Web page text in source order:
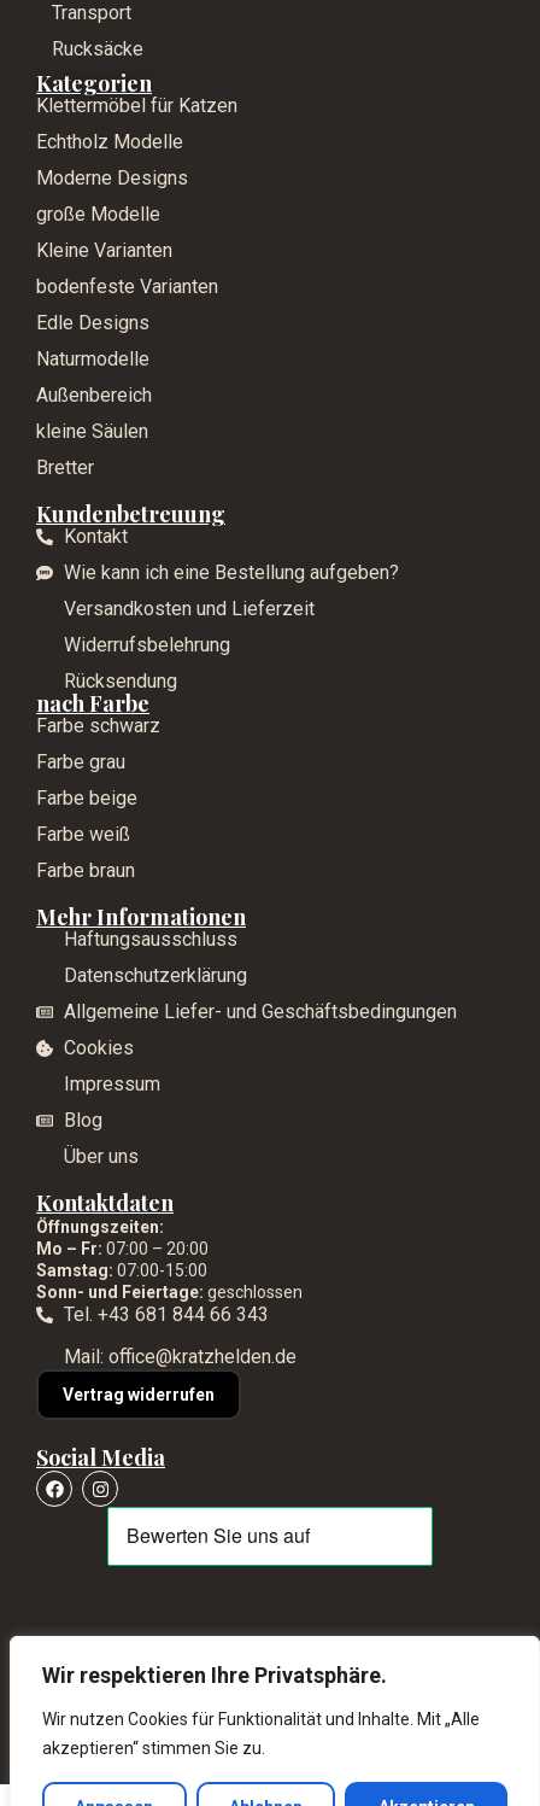
Wir respektieren Ihre Privatsphäre.
Wir nutzen Cookies für Funktionalität und Inhalte. Mit „Alle
akzeptieren“ stimmen Sie zu.
Transport
Rucksäcke
Kategorien
Klettermöbel für Katzen
Echtholz Modelle
Moderne Designs
große Modelle
Kleine Varianten
bodenfeste Varianten
Edle Designs
Naturmodelle
Außenbereich
kleine Säulen
Bretter
Kundenbetreuung
Kontakt
Wie kann ich eine Bestellung aufgeben?
Versandkosten und Lieferzeit
Widerrufsbelehrung
Rücksendung
nach Farbe
Farbe schwarz
Farbe grau
Farbe beige
Farbe weiß
Farbe braun
Mehr Informationen
Haftungsausschluss
Datenschutzerklärung
Allgemeine Liefer- und Geschäftsbedingungen
Cookies
Impressum
Blog
Über uns
Kontaktdaten
Öffnungszeiten:
Mo – Fr: 07:00 – 20:00
Samstag: 07:00-15:00
Sonn- und Feiertage: geschlossen
Tel. +43 681 844 66 343
Mail: office@kratzhelden.de
Vertrag widerrufen
Social Media
© Kratzhelden 2026 – Alle Rechte vorbehalten
schneller Versand ab 80€ kostenlos
14 Tage Rückgaberecht